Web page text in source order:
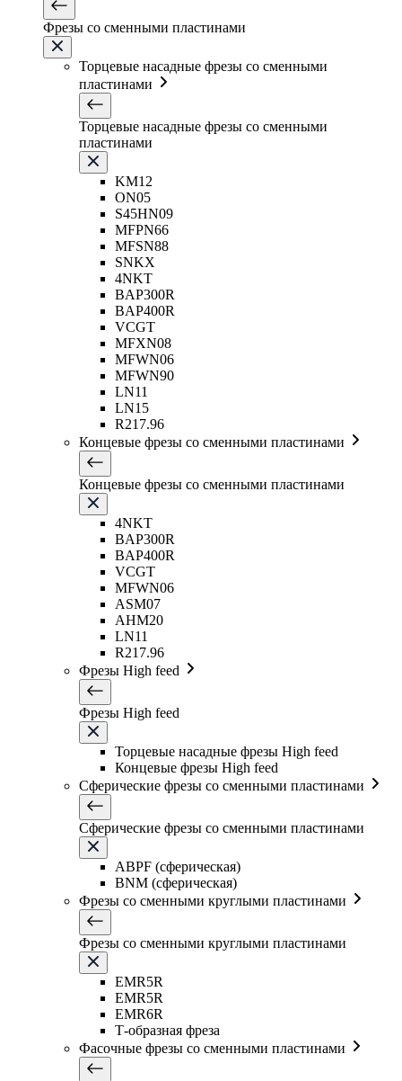
Фрезы со сменными пластинами
Торцевые насадные фрезы со сменными
пластинами
Торцевые насадные фрезы со сменными
пластинами
KM12
ON05
S45HN09
MFPN66
MFSN88
SNKX
4NKT
BAP300R
BAP400R
VCGT
MFXN08
MFWN06
MFWN90
LN11
LN15
R217.96
Концевые фрезы со сменными пластинами
Концевые фрезы со сменными пластинами
4NKT
BAP300R
BAP400R
VCGT
MFWN06
ASM07
AHM20
LN11
R217.96
Фрезы High feed
Фрезы High feed
Торцевые насадные фрезы High feed
Концевые фрезы High feed
Сферические фрезы со сменными пластинами
Сферические фрезы со сменными пластинами
ABPF (сферическая)
BNM (сферическая)
Фрезы со сменными круглыми пластинами
Фрезы со сменными круглыми пластинами
EMR5R
EMR5R
EMR6R
Т-образная фреза
Фасочные фрезы со сменными пластинами